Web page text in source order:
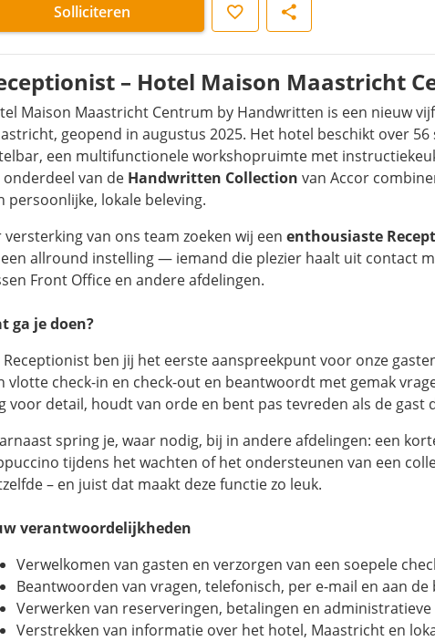
Solliciteren Opslaan Delen
– Hotel Maison Maastricht
Maison Maastricht Centrum by Handwritten is een nieuw
geopend in augustus 2025. Het hotel beschikt over
een multifunctionele workshopruimte met
onderdeel van de Handwritten Collection van Accor
persoonlijke, lokale beleving.
versterking van ons team zoeken wij een enthousiaste
allround instelling — iemand die plezier haalt uit contact
Front Office en andere afdelingen.
ga je doen?
Receptionist ben jij het eerste aanspreekpunt voor onze
vlotte check-in en check-out en beantwoordt met gemak
voor detail, houdt van orde en bent pas tevreden als de gast
spring je, waar nodig, bij in andere afdelingen: een
tijdens het wachten of het ondersteunen van een
– en juist dat maakt deze functie zo leuk.
verantwoordelijkheden
Verwelkomen van gasten en verzorgen van een soepele
Beantwoorden van vragen, telefonisch, per e-mail en aan de
Verwerken van reserveringen, betalingen en
Verstrekken van informatie over het hotel, Maastricht en